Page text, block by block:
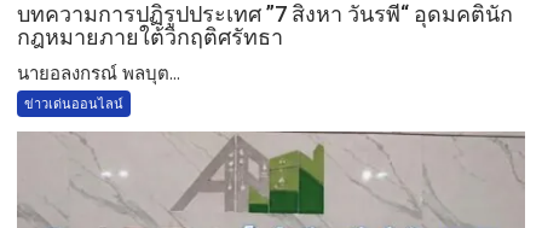
บทความการปฏิรูปประเทศ ”7 สิงหา วันรพี“ อุดมคตินัก
กฎหมายภายใต้วิกฤติศรัทธา
นายอลงกรณ์ พลบุต...
ข่าวเด่นออนไลน์